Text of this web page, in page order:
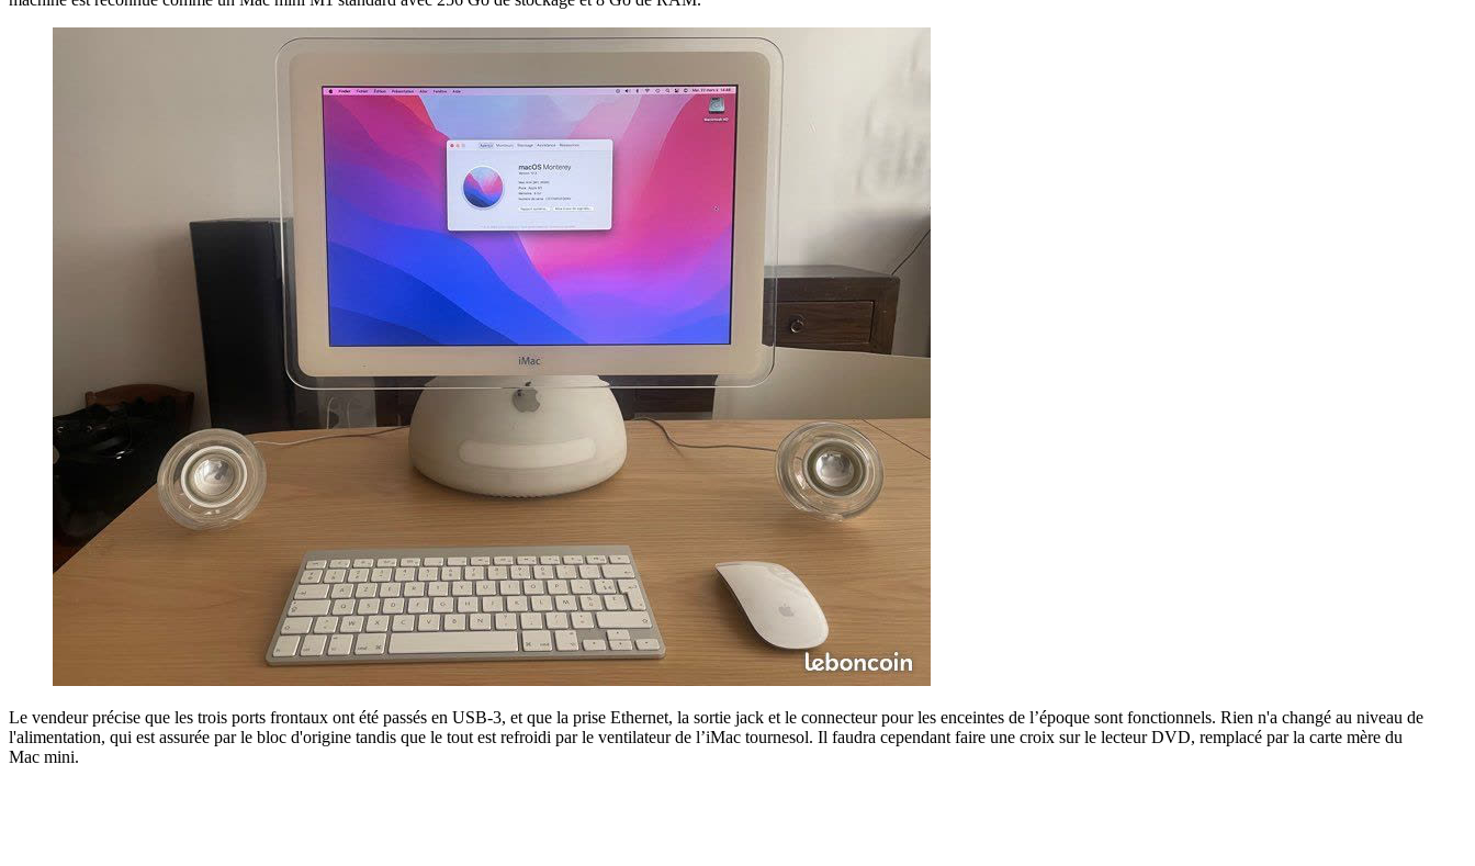
Le vendeur précise que les trois ports frontaux ont été passés en USB-3, et que la prise Ethernet, la sortie jack et le connecteur pour les enceintes de l’époque sont fonctionnels. Rien n'a changé au niveau de
l'alimentation, qui est assurée par le bloc d'origine tandis que le tout est refroidi par le ventilateur de l’iMac tournesol. Il faudra cependant faire une croix sur le lecteur DVD, remplacé par la carte mère du
Mac mini.